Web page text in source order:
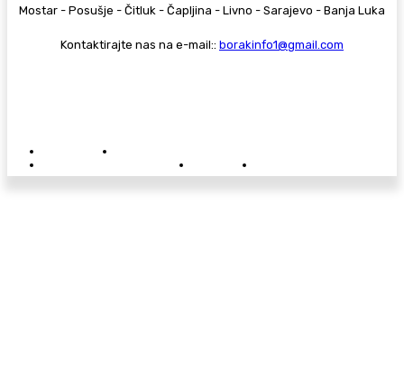
Mostar - Posušje - Čitluk - Čapljina - Livno - Sarajevo - Banja Luka
Kontaktirajte nas na e-mail:: borakinfo1@gmail.com